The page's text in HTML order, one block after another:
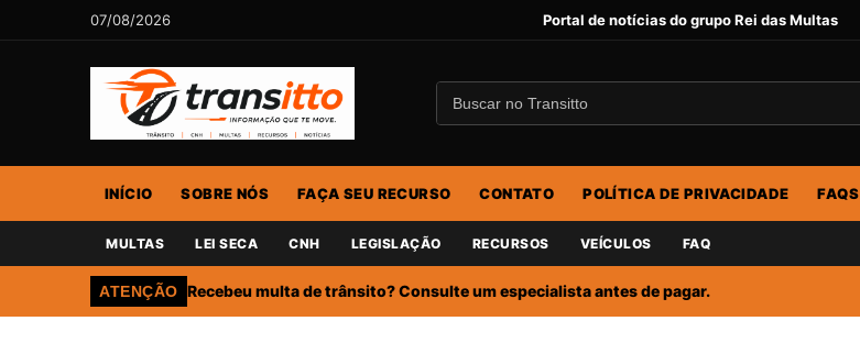
07/08/2026 Portal de notícias do grupo Rei das Multas
INÍCIO SOBRE NÓS FAÇA SEU RECURSO CONTATO POLÍTICA DE PRIVACIDADE FAQS
MULTAS LEI SECA CNH LEGISLAÇÃO RECURSOS VEÍCULOS FAQ
ATENÇÃO Recebeu multa de trânsito? Consulte um especialista antes de pagar.